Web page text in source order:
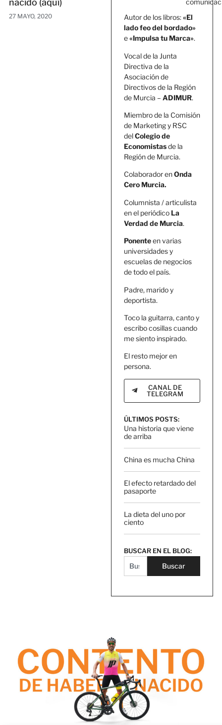
nacido (aquí)
27 MAYO, 2020
Autor de los libros:«El
lado feo del bordado»
e«Impulsa tu Marca».
Vocal de la Junta
Directiva de la
Asociación de
Directivos de la Región
de Murcia – ADIMUR.
Miembro de la Comisión
de Marketing y RSC
delColegio de
Economistasde la
Región de Murcia.
Colaborador enOnda
Cero Murcia.
Columnista / articulista
en el periódico La
Verdad de Murcia.
Ponenteen varias
universidades y
escuelas de negocios
de todo el país.
Padre, marido y
deportista.
Toco la guitarra, canto y
escribo cosillas cuando
me siento inspirado.
El resto mejor en
persona.
CANAL DE
TELEGRAM
ÚLTIMOS POSTS:
Una historia que viene
de arriba
China es mucha China
El efecto retardado del
pasaporte
La dieta del uno por
ciento
BUSCAR EN EL BLOG:
Buscar